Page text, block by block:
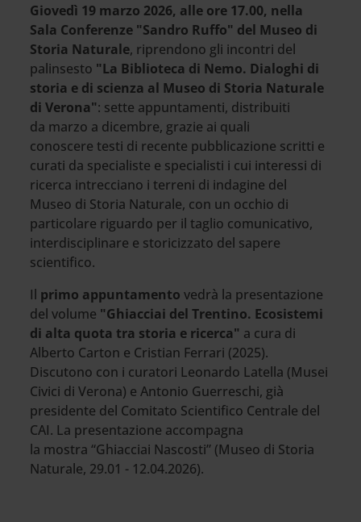
Giovedì 19 marzo 2026, alle ore 17.00, nella
Sala Conferenze "Sandro Ruffo" del Museo di
Storia Naturale, riprendono gli incontri del
palinsesto "La Biblioteca di Nemo. Dialoghi di
storia e di scienza al Museo di Storia Naturale
di Verona": sette appuntamenti, distribuiti
da marzo a dicembre, grazie ai quali
conoscere testi di recente pubblicazione scritti e
curati da specialiste e specialisti i cui interessi di
ricerca intrecciano i terreni di indagine del
Museo di Storia Naturale, con un occhio di
particolare riguardo per il taglio comunicativo,
interdisciplinare e storicizzato del sapere
scientifico.
Il primo appuntamentovedrà la presentazione
del volume "Ghiacciai del Trentino. Ecosistemi
di alta quota tra storia e ricerca" a cura di
Alberto Carton e Cristian Ferrari (2025).
Discutono con i curatori Leonardo Latella (Musei
Civici di Verona) e Antonio Guerreschi, già
presidente del Comitato Scientifico Centrale del
CAI. La presentazione accompagna
la mostra “Ghiacciai Nascosti” (Museo di Storia
Naturale, 29.01 - 12.04.2026).